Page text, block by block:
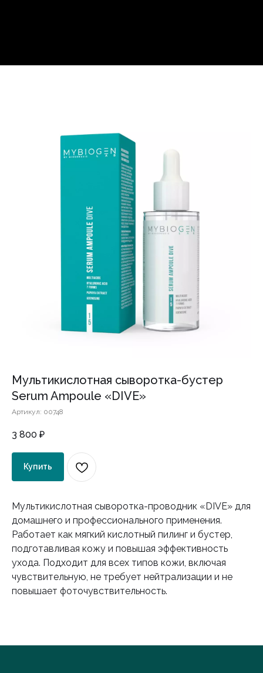
Мультикислотная сыворотка-бустер
Serum Ampoule «DIVE»
Артикул: 00748
3 800 ₽
Купить
Мультикислотная сыворотка-проводник «DIVE» для
домашнего и профессионального применения.
Работает как мягкий кислотный пилинг и бустер,
подготавливая кожу и повышая эффективность
ухода. Подходит для всех типов кожи, включая
чувствительную, не требует нейтрализации и не
повышает фоточувствительность.